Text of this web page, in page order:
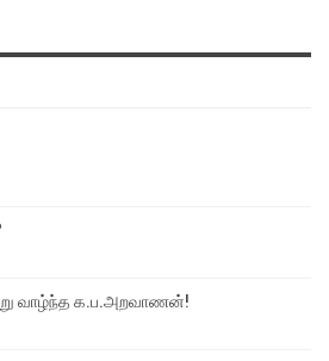
வாழ்ந்த க.ப.அறவாணன்!